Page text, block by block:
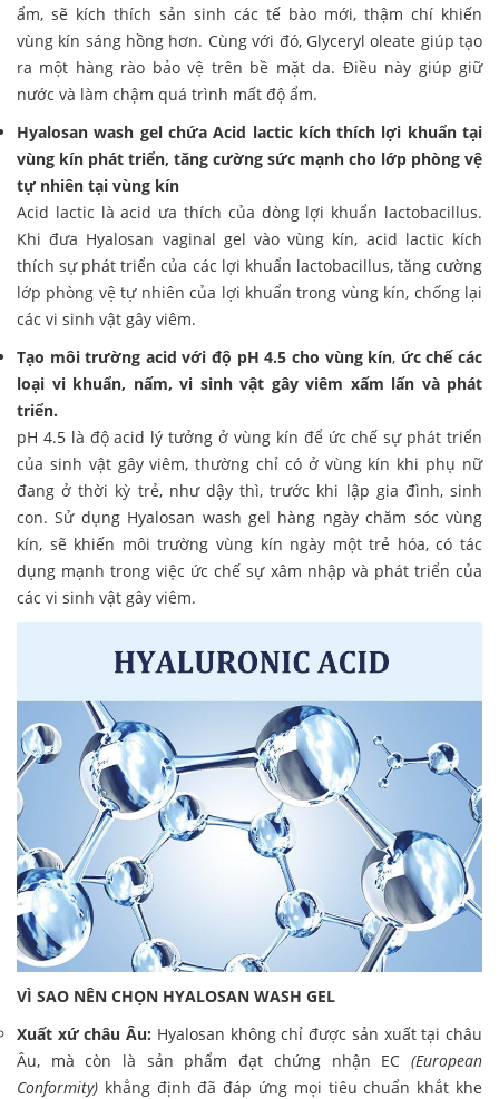
ẩm, sẽ kích thích sản sinh các tế bào mới, thậm chí khiến
vùng kín sáng hồng hơn. Cùng với đó, Glyceryl oleate giúp tạo
ra một hàng rào bảo vệ trên bề mặt da. Điều này giúp giữ
nước và làm chậm quá trình mất độ ẩm.
Hyalosan wash gel chứa Acid lactic kích thích lợi khuẩn tại
vùng kín phát triển, tăng cường sức mạnh cho lớp phòng vệ
tự nhiên tại vùng kín
Acid lactic là acid ưa thích của dòng lợi khuẩn lactobacillus.
Khi đưa Hyalosan vaginal gel vào vùng kín, acid lactic kích
thích sự phát triển của các lợi khuẩn lactobacillus, tăng cường
lớp phòng vệ tự nhiên của lợi khuẩn trong vùng kín, chống lại
các vi sinh vật gây viêm.
Tạo môi trường acid với độ pH 4.5 cho vùng kín, ức chế các
loại vi khuẩn, nấm, vi sinh vật gây viêm xấm lấn và phát
triển.
pH 4.5 là độ acid lý tưởng ở vùng kín để ức chế sự phát triển
của sinh vật gây viêm, thường chỉ có ở vùng kín khi phụ nữ
đang ở thời kỳ trẻ, như dậy thì, trước khi lập gia đình, sinh
con. Sử dụng Hyalosan wash gel hàng ngày chăm sóc vùng
kín, sẽ khiến môi trường vùng kín ngày một trẻ hóa, có tác
dụng mạnh trong việc ức chế sự xâm nhập và phát triển của
các vi sinh vật gây viêm.
VÌ SAO NÊN CHỌN HYALOSAN WASH GEL
Xuất xứ châu Âu: Hyalosan không chỉ được sản xuất tại châu
Âu, mà còn là sản phẩm đạt chứng nhận EC (European
Conformity) khẳng định đã đáp ứng mọi tiêu chuẩn khắt khe